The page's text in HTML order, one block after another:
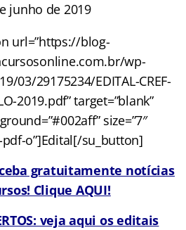
junho de 2019
url=”https://blog-
wp-
03/29175234/EDITAL-CREF-
2019.pdf” target=”blank”
size=”7″
o”]Edital[/su_button]
gratuitamente notícias
Clique AQUI!
veja aqui os editais